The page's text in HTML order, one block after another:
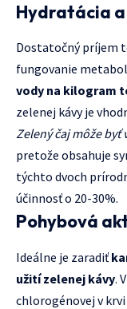
Hydratácia
Dostatočný príjem
fungovanie
vody na kilogram
zelenej kávy je
Zelený čaj môže
pretože obsahuje
týchto dvoch
účinnosť o 20-30%.
Pohybová
Ideálne je zaradiť
užití zelenej kávy.
chlorogénovej v